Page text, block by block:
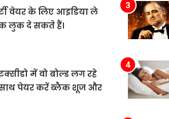
वेयर के लिए आइडिया ले
लुक दे सकते हैं।
में वो बोल्ड लग रहे
पेयर करें ब्लैक शूज और